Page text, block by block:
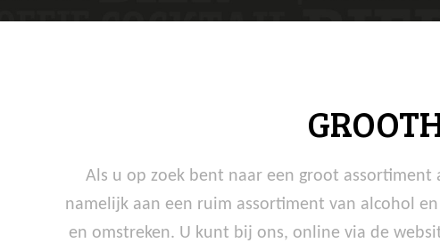
Als u op zoek bent naar een groot assortiment
namelijk aan een ruim assortiment van alcohol
en omstreken. U kunt bij ons, online via de